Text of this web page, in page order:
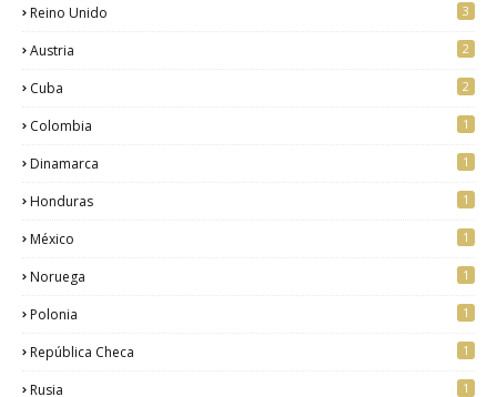
Reino Unido 3
Austria 2
Cuba 2
Colombia 1
Dinamarca 1
Honduras 1
México 1
Noruega 1
Polonia 1
República Checa 1
Rusia 1